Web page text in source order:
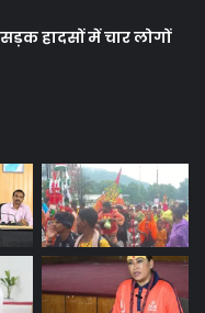
हादसों में चार लोगों